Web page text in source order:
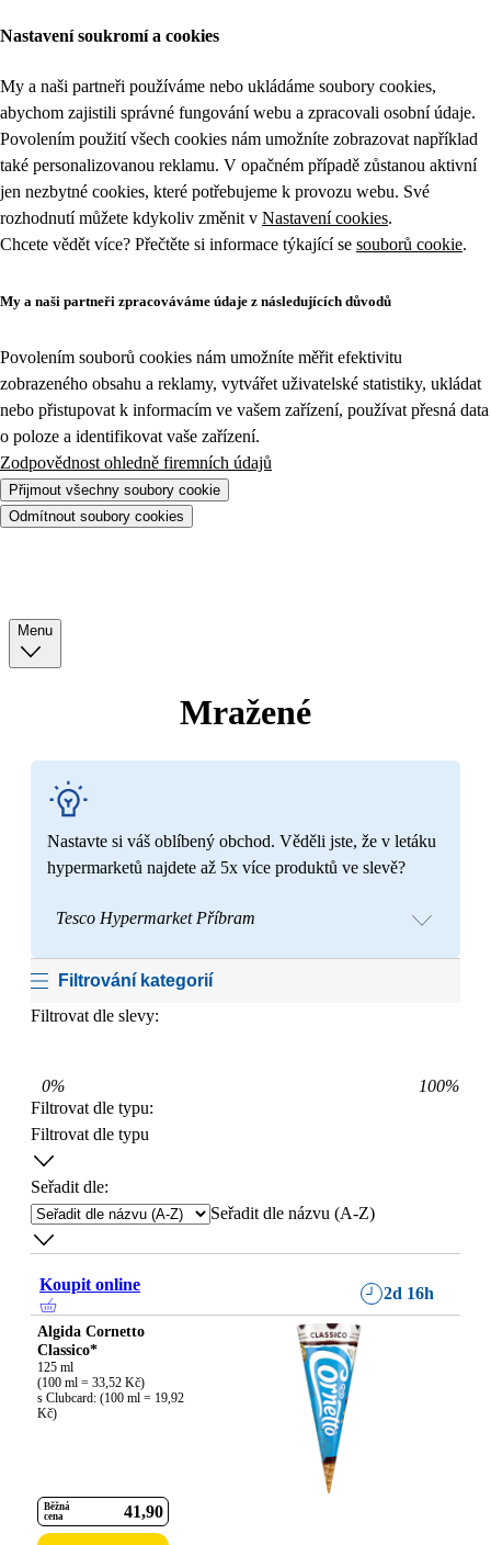
Nastavení soukromí a cookies
My a naši partneři používáme nebo ukládáme soubory cookies,
abychom zajistili správné fungování webu a zpracovali osobní údaje.
Povolením použití všech cookies nám umožníte zobrazovat například
také personalizovanou reklamu. V opačném případě zůstanou aktivní
jen nezbytné cookies, které potřebujeme k provozu webu. Své
rozhodnutí můžete kdykoliv změnit v Nastavení cookies.
Chcete vědět více? Přečtěte si informace týkající se souborů cookie.
My a naši partneři zpracováváme údaje z následujících důvodů
Povolením souborů cookies nám umožníte měřit efektivitu
zobrazeného obsahu a reklamy, vytvářet uživatelské statistiky, ukládat
nebo přistupovat k informacím ve vašem zařízení, používat přesná data
o poloze a identifikovat vaše zařízení.
Zodpovědnost ohledně firemních údajů
Přijmout všechny soubory cookie
Odmítnout soubory cookies
Menu
Mražené
Nastavte si váš oblíbený obchod. Věděli jste, že v letáku
hypermarketů najdete až 5x více produktů ve slevě?
Tesco Hypermarket Příbram
Filtrování kategorií
Filtrovat dle slevy:
0% 100%
Filtrovat dle typu:
Filtrovat dle typu
Seřadit dle:
Seřadit dle názvu (A-Z)
Koupit online 2d 16h
Algida Cornetto
Classico*
125 ml
(100 ml = 33,52 Kč)
s Clubcard: (100 ml = 19,92
Kč)
Běžná
cena
41 90